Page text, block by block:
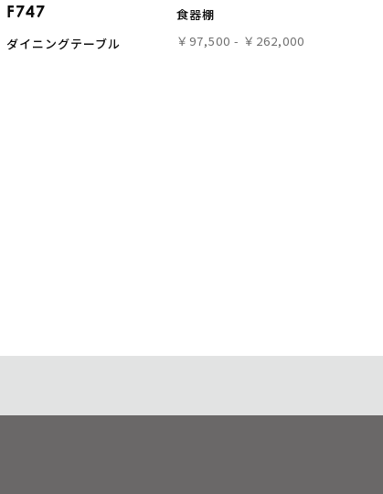
F747
ダイニングテーブル
食器棚
￥97,500 - ￥262,000